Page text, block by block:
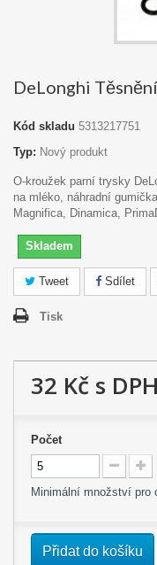
DeLonghi
Kód skladu 5313217751
Typ: Nový produkt
O-kroužek parní trysky
na mléko, náhradní
Magnifica, Dinamica,
Skladem
Tweet Sdílet
Tisk
32 Kč s DPH
Počet
Minimální množství pro
Přidat do košíku